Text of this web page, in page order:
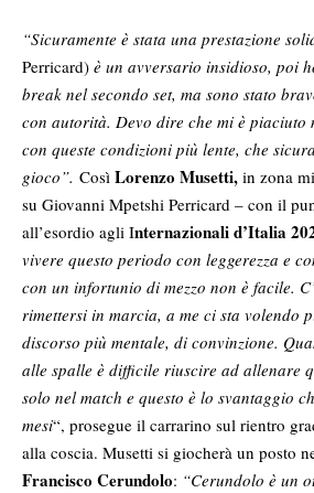
“Sicuramente è stata una prestazione
Perricard) è un avversario insidioso, poi
break nel secondo set, ma sono stato
con autorità. Devo dire che mi è piaciuto
con queste condizioni più lente, che
gioco”. Così Lorenzo Musetti, in zona
su Giovanni Mpetshi Perricard – con il
all’esordio agli Internazionali d’Italia
vivere questo periodo con leggerezza e
con un infortunio di mezzo non è facile.
rimettersi in marcia, a me ci sta volendo
discorso più mentale, di convinzione.
alle spalle è difficile riuscire ad allenare
solo nel match e questo è lo svantaggio
mesi“, prosegue il carrarino sul rientro
alla coscia. Musetti si giocherà un posto
Francisco Cerundolo: “Cerundolo è un